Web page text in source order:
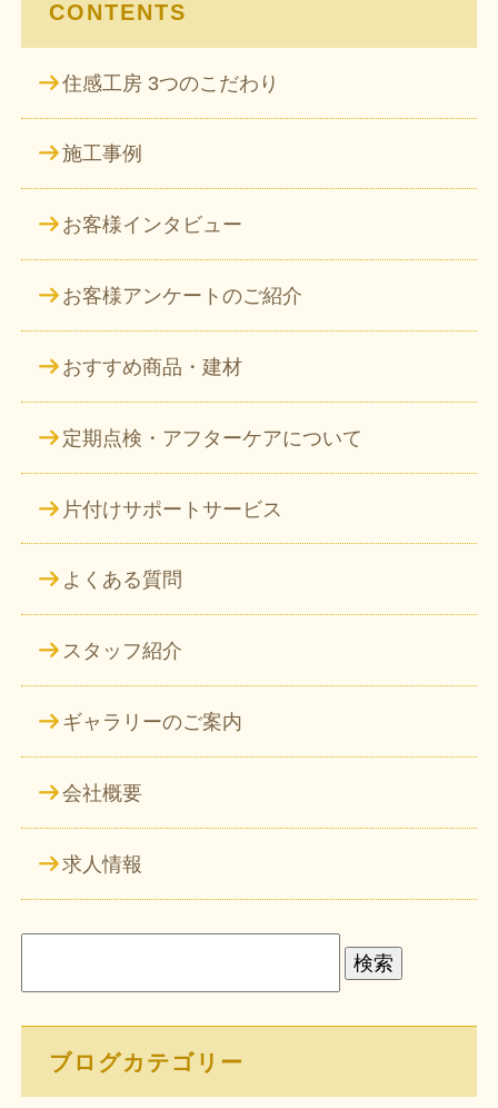
CONTENTS
住感工房 3つのこだわり
施工事例
お客様インタビュー
お客様アンケートのご紹介
おすすめ商品・建材
定期点検・アフターケアについて
片付けサポートサービス
よくある質問
スタッフ紹介
ギャラリーのご案内
会社概要
求人情報
ブログカテゴリー